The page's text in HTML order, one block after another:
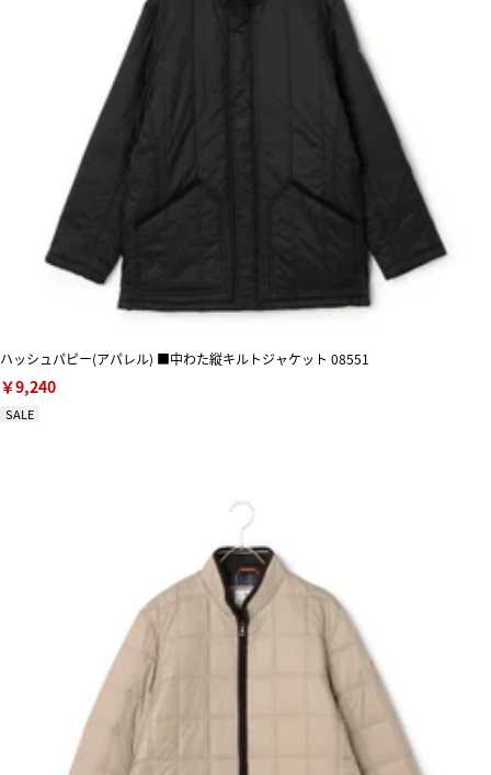
ハッシュパピー(アパレル) ■中わた縦キルトジャケット 08551
￥9,240
SALE